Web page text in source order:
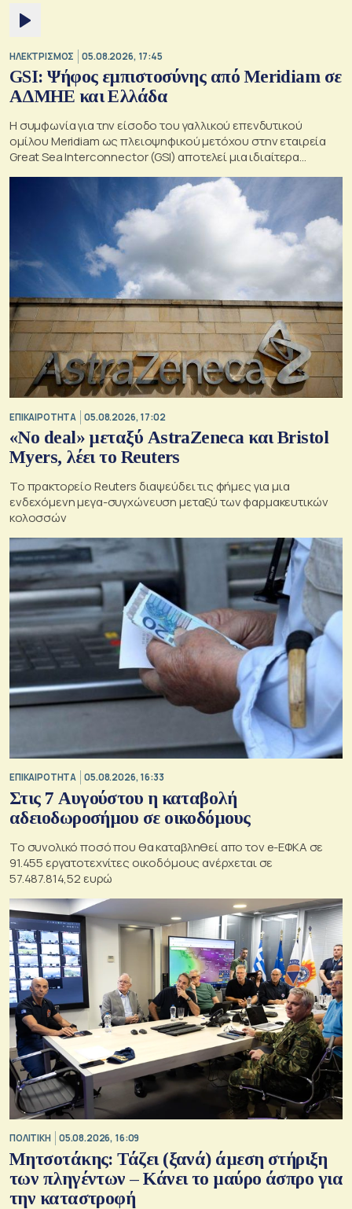
ΗΛΕΚΤΡΙΣΜΟΣ 05.08.2026, 17:45
GSI: Ψήφος εμπιστοσύνης από Meridiam σε
ΑΔΜΗΕ και Ελλάδα
Η συμφωνία για την είσοδο του γαλλικού επενδυτικού
ομίλου Meridiam ως πλειοψηφικού μετόχου στην εταιρεία
Great Sea Interconnector (GSI) αποτελεί μια ιδιαίτερα
ΕΠΙΚΑΙΡΟΤΗΤΑ 05.08.2026, 17:02
«No deal» μεταξύ AstraZeneca και Bristol
Myers, λέει το Reuters
Το πρακτορείο Reuters διαψεύδει τις φήμες για μια
ενδεχόμενη μεγα-συγχώνευση μεταξύ των φαρμακευτικών
κολοσσών
ΕΠΙΚΑΙΡΟΤΗΤΑ 05.08.2026, 16:33
Στις 7 Αυγούστου η καταβολή
αδειοδωροσήμου σε οικοδόμους
Το συνολικό ποσό που θα καταβληθεί απο τον e-ΕΦΚΑ σε
91.455 εργατοτεχνίτες οικοδόμους ανέρχεται σε
57.487.814,52 ευρώ
ΠΟΛΙΤΙΚΗ 05.08.2026, 16:09
Μητσοτάκης: Τάζει (ξανά) άμεση στήριξη
των πληγέντων – Κάνει το μαύρο άσπρο για
την καταστροφή